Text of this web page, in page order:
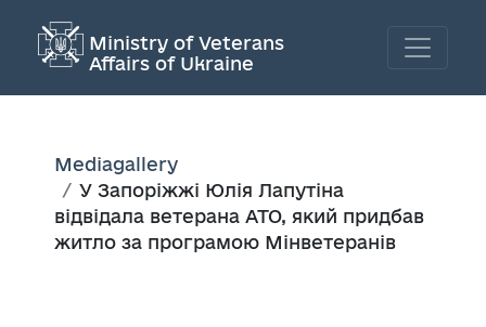
Ministry of Veterans
Affairs of Ukraine
Mediagallery
У Запоріжжі Юлія Лапутіна
відвідала ветерана АТО, який придбав
житло за програмою Мінветеранів